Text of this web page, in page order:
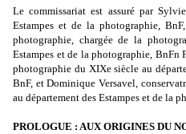
Le commissariat est assuré par
Estampes et de la photographie,
photographie, chargée de la
Estampes et de la photographie, BnFn
photographie du XIXe siècle au
BnF, et Dominique Versavel,
au département des Estampes et de la
PROLOGUE : AUX ORIGINES DU